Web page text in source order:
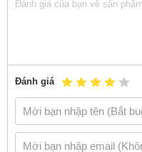
chương
lập.
Chương 2: Chia sẻ
cản căn bản làm cho
năng.
Chương 3: Bàn sâu về
phải xây dựng trên con
Đánh giá